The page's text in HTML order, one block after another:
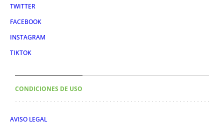
TWITTER
FACEBOOK
INSTAGRAM
TIKTOK
CONDICIONES DE USO
AVISO LEGAL